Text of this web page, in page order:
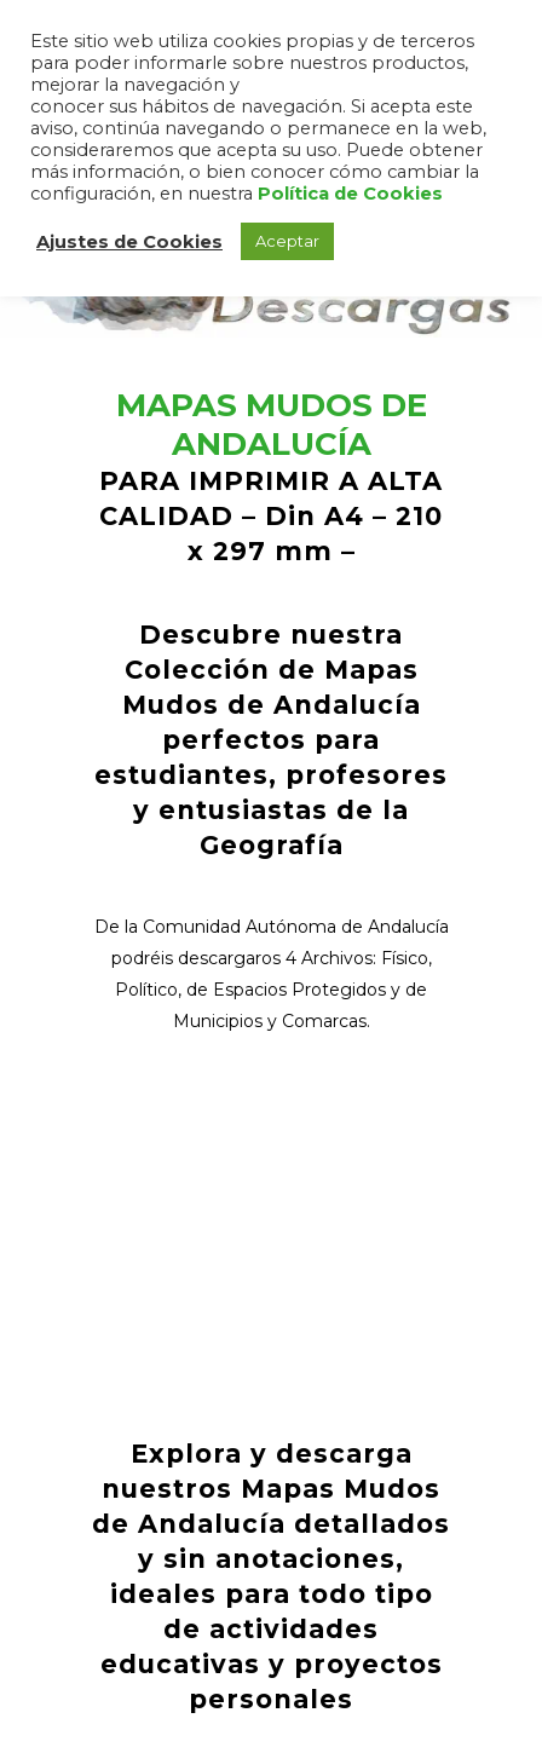
MAPAS MUDOS DE
ANDALUCÍA
PARA IMPRIMIR A ALTA
CALIDAD – Din A4 – 210
x 297 mm –
Descubre nuestra
Colección de Mapas
Mudos de Andalucía
perfectos para
estudiantes, profesores
y entusiastas de la
Geografía
De la Comunidad Autónoma de Andalucía
podréis descargaros 4 Archivos: Físico,
Político, de Espacios Protegidos y de
Municipios y Comarcas.
Explora y descarga
nuestros Mapas Mudos
de Andalucía detallados
y sin anotaciones,
ideales para todo tipo
de actividades
educativas y proyectos
personales
Este sitio web utiliza cookies propias y de terceros
para poder informarle sobre nuestros productos,
mejorar la navegación y
conocer sus hábitos de navegación. Si acepta este
aviso, continúa navegando o permanece en la web,
consideraremos que acepta su uso. Puede obtener
más información, o bien conocer cómo cambiar la
configuración, en nuestra Política de Cookies
Ajustes de Cookies Aceptar